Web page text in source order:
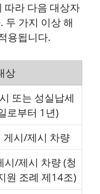
따라 다음 대상자
두 가지 이상 해
용됩니다.
상
또는 성실납세
로부터 1년)
게시/제시 차량
시/제시 차량 (청
원 조례 제14조)